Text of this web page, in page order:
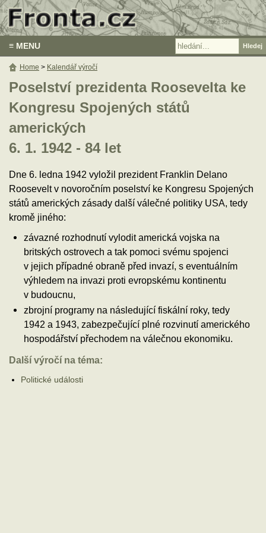
≡ MENU
Poselství prezidenta Roosevelta ke
Kongresu Spojených států
amerických
6. 1. 1942 - 84 let
Dne 6. ledna 1942 vyložil prezident Franklin Delano
Roosevelt v novoročním poselství ke Kongresu Spojených
států amerických zásady další válečné politiky USA, tedy
kromě jiného:
závazné rozhodnutí vylodit americká vojska na
britských ostrovech a tak pomoci svému spojenci
v jejich případné obraně před invazí, s eventuálním
výhledem na invazi proti evropskému kontinentu
v budoucnu,
zbrojní programy na následující fiskální roky, tedy
1942 a 1943, zabezpečující plné rozvinutí amerického
hospodářství přechodem na válečnou ekonomiku.
Další výročí na téma:
Politické události
Home > Kalendář výročí